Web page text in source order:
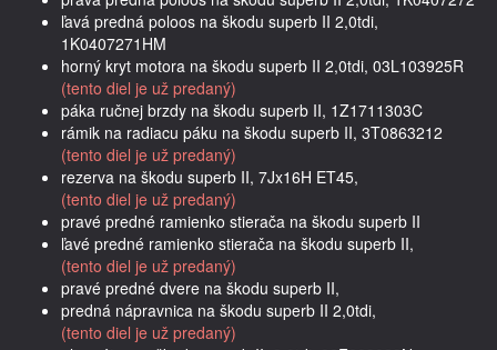
ľavá predná poloos na škodu superb II 2,0tdi,
1K0407271HM
horný kryt motora na škodu superb II 2,0tdi, 03L103925R
(tento diel je už predaný)
páka ručnej brzdy na škodu superb II, 1Z1711303C
rámik na radiacu páku na škodu superb II, 3T0863212
(tento diel je už predaný)
rezerva na škodu superb II, 7Jx16H ET45,
(tento diel je už predaný)
pravé predné ramienko stierača na škodu superb II
ľavé predné ramienko stierača na škodu superb II,
(tento diel je už predaný)
pravé predné dvere na škodu superb II,
predná nápravnica na škodu superb II 2,0tdi,
(tento diel je už predaný)